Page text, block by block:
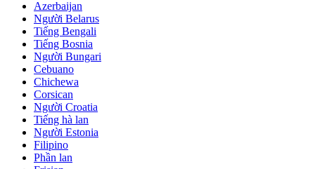
Azerbaijan
Người Belarus
Tiếng Bengali
Tiếng Bosnia
Người Bungari
Cebuano
Chichewa
Corsican
Người Croatia
Tiếng hà lan
Người Estonia
Filipino
Phần lan